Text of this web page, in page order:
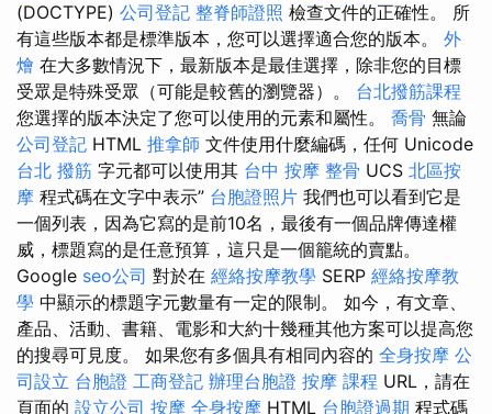
(DOCTYPE) 公司登記 整脊師證照 檢查文件的正確性。 所
有這些版本都是標準版本，您可以選擇適合您的版本。 外
燴 在大多數情況下，最新版本是最佳選擇，除非您的目標
受眾是特殊受眾（可能是較舊的瀏覽器）。 台北撥筋課程
您選擇的版本決定了您可以使用的元素和屬性。 喬骨 無論
公司登記 HTML 推拿師 文件使用什麼編碼，任何 Unicode
台北 撥筋 字元都可以使用其 台中 按摩 整骨 UCS 北區按
摩 程式碼在文字中表示” 台胞證照片 我們也可以看到它是
一個列表，因為它寫的是前10名，最後有一個品牌傳達權
威，標題寫的是任意預算，這只是一個籠統的賣點。
Google seo公司 對於在 經絡按摩教學 SERP 經絡按摩教
學 中顯示的標題字元數量有一定的限制。 如今，有文章、
產品、活動、書籍、電影和大約十幾種其他方案可以提高您
的搜尋可見度。 如果您有多個具有相同內容的 全身按摩 公
司設立 台胞證 工商登記 辦理台胞證 按摩 課程 URL，請在
頁面的 設立公司 按摩 全身按摩 HTML 台胞證過期 程式碼